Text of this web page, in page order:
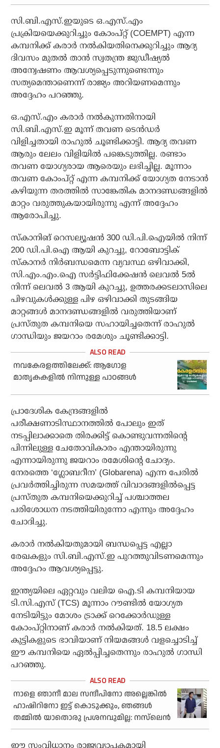
സി.ബി.എസ്.ഇയുടെ ഒ.എസ്.എം
പ്രക്രിയയെക്കുറിച്ചും കോംപ്റ്റ് (COEMPT) എന്ന
കമ്പനിക്ക് കരാര്‍ നല്‍കിയതിനെക്കുറിച്ചും ആദ്യ
ദിവസം മുതല്‍ താന്‍ സ്വതന്ത്ര ജുഡീഷ്യല്‍
അന്വേഷണം ആവശ്യപ്പെടുന്നുണ്ടെന്നും
സത്യമെന്താണെന്ന് രാജ്യം അറിയണമെന്നും
അദ്ദേഹം പറഞ്ഞു.
ഒ.എസ്.എം കരാര്‍ നല്‍കുന്നതിനായി
സി.ബി.എസ്.ഇ മൂന്ന് തവണ ടെന്‍ഡര്‍
വിളിച്ചതായി രാഹുല്‍ ചൂണ്ടിക്കാട്ടി. ആദ്യ തവണ
ആരും ലേലം വിളിയില്‍ പങ്കെടുത്തില്ല. രണ്ടാം
തവണ യോഗ്യരായ ആരെയും ലഭിച്ചില്ല. മൂന്നാം
തവണ കോംപ്റ്റ് എന്ന കമ്പനിക്ക് യോഗ്യത നേടാന്‍
കഴിയുന്ന തരത്തില്‍ സാങ്കേതിക മാനദണ്ഡങ്ങളില്‍
മാറ്റം വരുത്തുകയായിരുന്നു എന്ന് അദ്ദേഹം
ആരോപിച്ചു.
സ്‌കാനിങ് റെസല്യൂഷന്‍ 300 ഡി.പി.ഐയില്‍ നിന്ന്
200 ഡി.പി.ഐ ആയി കുറച്ചു, റോബോട്ടിക്
സ്‌കാനര്‍ നിര്‍ബന്ധമെന്ന വ്യവസ്ഥ ഒഴിവാക്കി,
സി.എം.എം.ഐ സര്‍ട്ടിഫിക്കേഷന്‍ ലെവല്‍ 5ല്‍
നിന്ന് ലെവല്‍ 3 ആയി കുറച്ചു, ഉത്തരക്കടലാസിലെ
പിഴവുകള്‍ക്കുള്ള പിഴ ഒഴിവാക്കി തുടങ്ങിയ
മാറ്റങ്ങള്‍ മാനദണ്ഡങ്ങളില്‍ വരുത്തിയാണ്
പ്രസ്തുത കമ്പനിയെ സഹായിച്ചതെന്ന് രാഹുല്‍
ഗാന്ധിയും ജയറാം രമേശും ചൂണ്ടിക്കാട്ടി.
നവകേരളത്തിലേക്ക്: ആഗോള
മാതൃകകളില്‍ നിന്നുള്ള പാഠങ്ങള്‍
പ്രാദേശിക കേന്ദ്രങ്ങളില്‍
പരീക്ഷണാടിസ്ഥാനത്തില്‍ പോലും ഇത്
നടപ്പിലാക്കാതെ തിരക്കിട്ട് കൊണ്ടുവന്നതിന്റെ
പിന്നിലുള്ള ചേതോവികാരം എന്തായിരുന്നു
എന്നായിരുന്നു ജയറാം രമേശിന്റെ ചോദ്യം.
നേരത്തെ ‘ഗ്ലോബറീന’ (Globarena) എന്ന പേരില്‍
പ്രവര്‍ത്തിച്ചിരുന്ന സമയത്ത് വിവാദങ്ങളില്‍പ്പെട്ട
പ്രസ്തുത കമ്പനിയെക്കുറിച്ച് പശ്ചാത്തല
പരിശോധന നടത്തിയിരുന്നോ എന്നും അദ്ദേഹം
ചോദിച്ചു.
കരാര്‍ നല്‍കിയതുമായി ബന്ധപ്പെട്ട എല്ലാ
രേഖകളും സി.ബി.എസ്.ഇ പുറത്തുവിടണമെന്നും
അദ്ദേഹം ആവശ്യപ്പെട്ടു.
ഇന്ത്യയിലെ ഏറ്റവും വലിയ ഐ.ടി കമ്പനിയായ
ടി.സി.എസ് (TCS) മൂന്നാം റൗണ്ടില്‍ യോഗ്യത
നേടിയിട്ടും മോശം ട്രാക്ക് റെക്കോര്‍ഡുള്ള
കോംപ്റ്റിനാണ് കരാര്‍ നല്‍കിയത്. 18.5 ലക്ഷം
കുട്ടികളുടെ ഭാവിയാണ് നിയമങ്ങള്‍ വളച്ചൊടിച്ച്
ഈ കമ്പനിയെ ഏല്‍പ്പിച്ചതെന്നും രാഹുല്‍ ഗാന്ധി
പറഞ്ഞു.
നാളെ ഞാനീ മാല സന്ദീപിനോ അല്ലെങ്കില്‍
ഹാഷിറിനോ ഇട്ട് കൊടുക്കും, ഞങ്ങള്‍
തമ്മില്‍ യാതൊരു പ്രശനവുമില്ല: നസ്‌ലെന്‍
ഈ സംവിധാനം രാജ്യവ്യാപകമായി